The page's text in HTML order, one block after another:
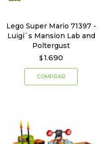
Lego Super Mario 71397 -
Luigi`s Mansion Lab and
Poltergust
$ 1.690